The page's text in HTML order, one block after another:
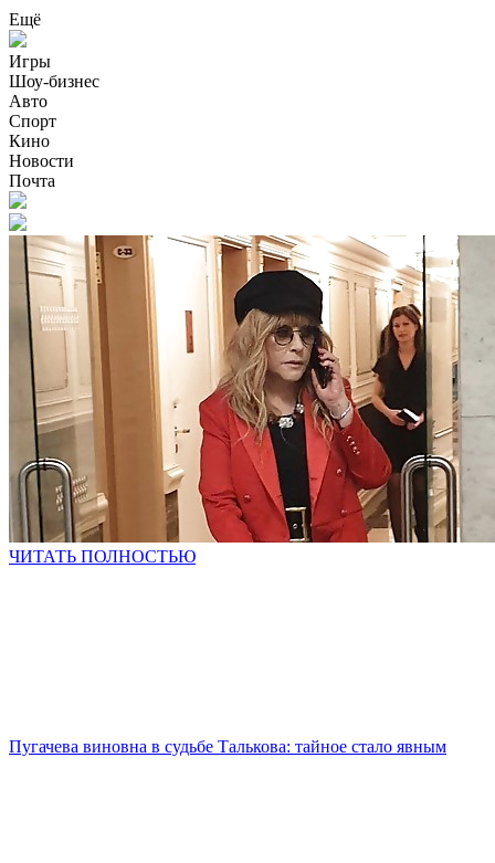
Ещё
Игры
Шоу-бизнес
Авто
Спорт
Кино
Новости
Почта
ЧИТАТЬ ПОЛНОСТЬЮ
Пугачева виновна в судьбе Талькова: тайное стало явным